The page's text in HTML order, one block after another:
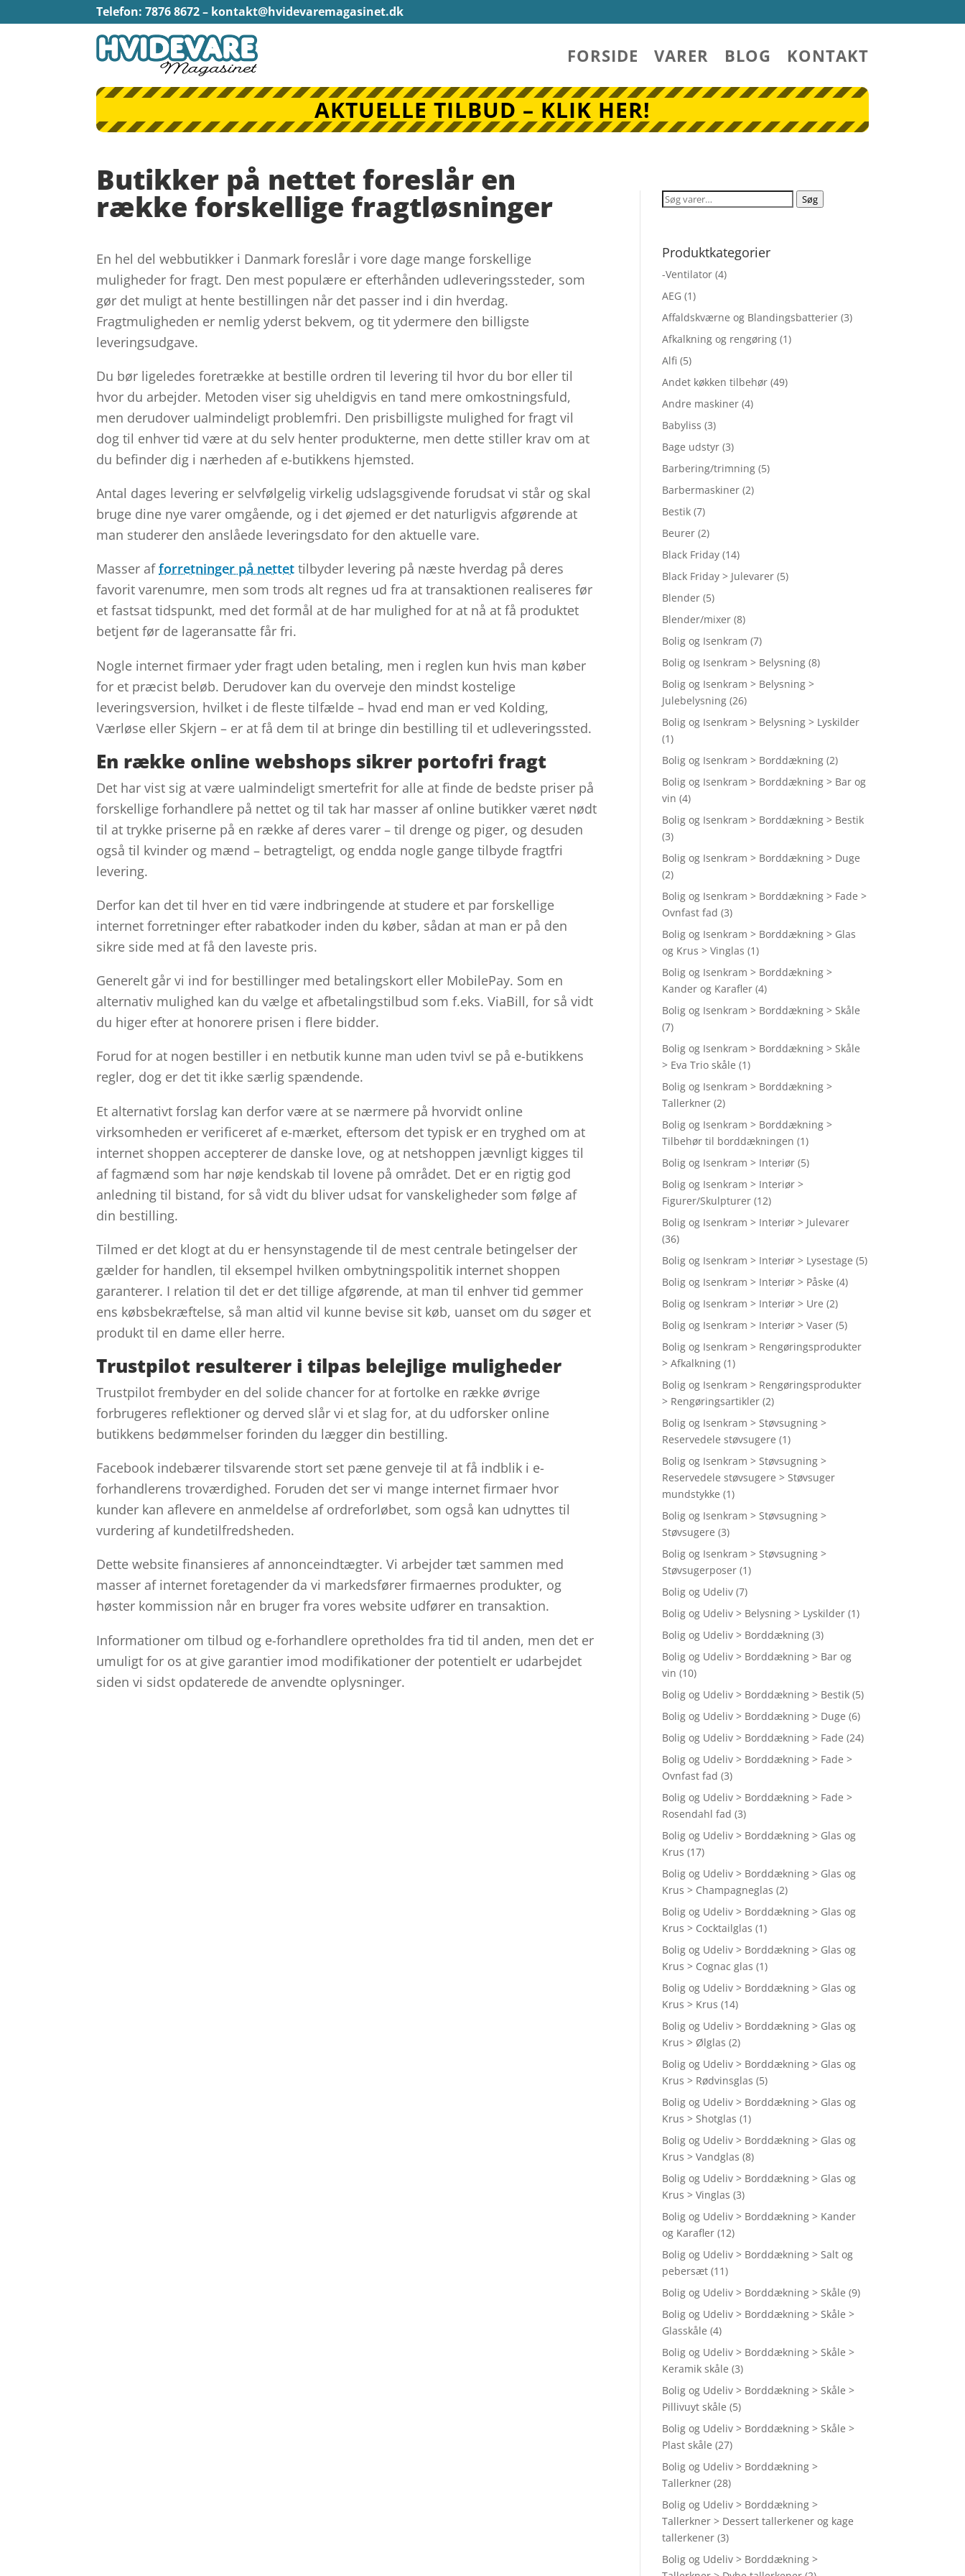
Telefon: 7876 8672 – kontakt@hvidevaremagasinet.dk
FORSIDE VARER BLOG KONTAKT
AKTUELLE TILBUD – KLIK HER!
Butikker på nettet foreslår en
række forskellige fragtløsninger
En hel del webbutikker i Danmark foreslår i vore dage mange forskellige
muligheder for fragt. Den mest populære er efterhånden udleveringssteder, som
gør det muligt at hente bestillingen når det passer ind i din hverdag.
Fragtmuligheden er nemlig yderst bekvem, og tit ydermere den billigste
leveringsudgave.
Du bør ligeledes foretrække at bestille ordren til levering til hvor du bor eller til
hvor du arbejder. Metoden viser sig uheldigvis en tand mere omkostningsfuld,
men derudover ualmindeligt problemfri. Den prisbilligste mulighed for fragt vil
dog til enhver tid være at du selv henter produkterne, men dette stiller krav om at
du befinder dig i nærheden af e-butikkens hjemsted.
Antal dages levering er selvfølgelig virkelig udslagsgivende forudsat vi står og skal
bruge dine nye varer omgående, og i det øjemed er det naturligvis afgørende at
man studerer den anslåede leveringsdato for den aktuelle vare.
Masser afforretninger på nettet tilbyder levering på næste hverdag på deres
favorit varenumre, men som trods alt regnes ud fra at transaktionen realiseres før
et fastsat tidspunkt, med det formål at de har mulighed for at nå at få produktet
betjent før de lageransatte får fri.
Nogle internet firmaer yder fragt uden betaling, men i reglen kun hvis man køber
for et præcist beløb. Derudover kan du overveje den mindst kostelige
leveringsversion, hvilket i de fleste tilfælde – hvad end man er ved Kolding,
Værløse eller Skjern – er at få dem til at bringe din bestilling til et udleveringssted.
En række online webshops sikrer portofri fragt
Det har vist sig at være ualmindeligt smertefrit for alle at finde de bedste priser på
forskellige forhandlere på nettet og til tak har masser af online butikker været nødt
til at trykke priserne på en række af deres varer – til drenge og piger, og desuden
også til kvinder og mænd – betragteligt, og endda nogle gange tilbyde fragtfri
levering.
Derfor kan det til hver en tid være indbringende at studere et par forskellige
internet forretninger efter rabatkoder inden du køber, sådan at man er på den
sikre side med at få den laveste pris.
Generelt går vi ind for bestillinger med betalingskort eller MobilePay. Som en
alternativ mulighed kan du vælge et afbetalingstilbud som f.eks. ViaBill, for så vidt
du higer efter at honorere prisen i flere bidder.
Forud for at nogen bestiller i en netbutik kunne man uden tvivl se på e-butikkens
regler, dog er det tit ikke særlig spændende.
Et alternativt forslag kan derfor være at se nærmere på hvorvidt online
virksomheden er verificeret af e-mærket, eftersom det typisk er en tryghed om at
internet shoppen accepterer de danske love, og at netshoppen jævnligt kigges til
af fagmænd som har nøje kendskab til lovene på området. Det er en rigtig god
anledning til bistand, for så vidt du bliver udsat for vanskeligheder som følge af
din bestilling.
Tilmed er det klogt at du er hensynstagende til de mest centrale betingelser der
gælder for handlen, til eksempel hvilken ombytningspolitik internet shoppen
garanterer. I relation til det er det tillige afgørende, at man til enhver tid gemmer
ens købsbekræftelse, så man altid vil kunne bevise sit køb, uanset om du søger et
produkt til en dame eller herre.
Trustpilot resulterer i tilpas belejlige muligheder
Trustpilot frembyder en del solide chancer for at fortolke en række øvrige
forbrugeres reflektioner og derved slår vi et slag for, at du udforsker online
butikkens bedømmelser forinden du lægger din bestilling.
Facebook indebærer tilsvarende stort set pæne genveje til at få indblik i e-
forhandlerens troværdighed. Foruden det ser vi mange internet firmaer hvor
kunder kan aflevere en anmeldelse af ordreforløbet, som også kan udnyttes til
vurdering af kundetilfredsheden.
Dette website finansieres af annonceindtægter. Vi arbejder tæt sammen med
masser af internet foretagender da vi markedsfører firmaernes produkter, og
høster kommission når en bruger fra vores website udfører en transaktion.
Informationer om tilbud og e-forhandlere opretholdes fra tid til anden, men det er
umuligt for os at give garantier imod modifikationer der potentielt er udarbejdet
siden vi sidst opdaterede de anvendte oplysninger.
Søg
Søg
Produktkategorier
-Ventilator (4)
AEG (1)
Affaldskværne og Blandingsbatterier (3)
Afkalkning og rengøring (1)
Alfi (5)
Andet køkken tilbehør (49)
Andre maskiner (4)
Babyliss (3)
Bage udstyr (3)
Barbering/trimning (5)
Barbermaskiner (2)
Bestik (7)
Beurer (2)
Black Friday (14)
Black Friday > Julevarer (5)
Blender (5)
Blender/mixer (8)
Bolig og Isenkram (7)
Bolig og Isenkram > Belysning (8)
Bolig og Isenkram > Belysning >
Julebelysning (26)
Bolig og Isenkram > Belysning > Lyskilder
(1)
Bolig og Isenkram > Borddækning (2)
Bolig og Isenkram > Borddækning > Bar og
vin (4)
Bolig og Isenkram > Borddækning > Bestik
(3)
Bolig og Isenkram > Borddækning > Duge
(2)
Bolig og Isenkram > Borddækning > Fade >
Ovnfast fad (3)
Bolig og Isenkram > Borddækning > Glas
og Krus > Vinglas (1)
Bolig og Isenkram > Borddækning >
Kander og Karafler (4)
Bolig og Isenkram > Borddækning > Skåle
(7)
Bolig og Isenkram > Borddækning > Skåle
> Eva Trio skåle (1)
Bolig og Isenkram > Borddækning >
Tallerkner (2)
Bolig og Isenkram > Borddækning >
Tilbehør til borddækningen (1)
Bolig og Isenkram > Interiør (5)
Bolig og Isenkram > Interiør >
Figurer/Skulpturer (12)
Bolig og Isenkram > Interiør > Julevarer
(36)
Bolig og Isenkram > Interiør > Lysestage (5)
Bolig og Isenkram > Interiør > Påske (4)
Bolig og Isenkram > Interiør > Ure (2)
Bolig og Isenkram > Interiør > Vaser (5)
Bolig og Isenkram > Rengøringsprodukter
> Afkalkning (1)
Bolig og Isenkram > Rengøringsprodukter
> Rengøringsartikler (2)
Bolig og Isenkram > Støvsugning >
Reservedele støvsugere (1)
Bolig og Isenkram > Støvsugning >
Reservedele støvsugere > Støvsuger
mundstykke (1)
Bolig og Isenkram > Støvsugning >
Støvsugere (3)
Bolig og Isenkram > Støvsugning >
Støvsugerposer (1)
Bolig og Udeliv (7)
Bolig og Udeliv > Belysning > Lyskilder (1)
Bolig og Udeliv > Borddækning (3)
Bolig og Udeliv > Borddækning > Bar og
vin (10)
Bolig og Udeliv > Borddækning > Bestik (5)
Bolig og Udeliv > Borddækning > Duge (6)
Bolig og Udeliv > Borddækning > Fade (24)
Bolig og Udeliv > Borddækning > Fade >
Ovnfast fad (3)
Bolig og Udeliv > Borddækning > Fade >
Rosendahl fad (3)
Bolig og Udeliv > Borddækning > Glas og
Krus (17)
Bolig og Udeliv > Borddækning > Glas og
Krus > Champagneglas (2)
Bolig og Udeliv > Borddækning > Glas og
Krus > Cocktailglas (1)
Bolig og Udeliv > Borddækning > Glas og
Krus > Cognac glas (1)
Bolig og Udeliv > Borddækning > Glas og
Krus > Krus (14)
Bolig og Udeliv > Borddækning > Glas og
Krus > Ølglas (2)
Bolig og Udeliv > Borddækning > Glas og
Krus > Rødvinsglas (5)
Bolig og Udeliv > Borddækning > Glas og
Krus > Shotglas (1)
Bolig og Udeliv > Borddækning > Glas og
Krus > Vandglas (8)
Bolig og Udeliv > Borddækning > Glas og
Krus > Vinglas (3)
Bolig og Udeliv > Borddækning > Kander
og Karafler (12)
Bolig og Udeliv > Borddækning > Salt og
pebersæt (11)
Bolig og Udeliv > Borddækning > Skåle (9)
Bolig og Udeliv > Borddækning > Skåle >
Glasskåle (4)
Bolig og Udeliv > Borddækning > Skåle >
Keramik skåle (3)
Bolig og Udeliv > Borddækning > Skåle >
Pillivuyt skåle (5)
Bolig og Udeliv > Borddækning > Skåle >
Plast skåle (27)
Bolig og Udeliv > Borddækning >
Tallerkner (28)
Bolig og Udeliv > Borddækning >
Tallerkner > Dessert tallerkener og kage
tallerkener (3)
Bolig og Udeliv > Borddækning >